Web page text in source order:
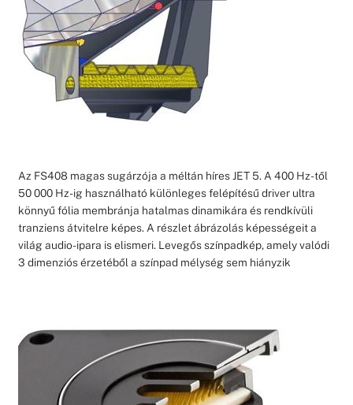
Az FS408 magas sugárzója a méltán híres JET 5. A 400 Hz-től
50 000 Hz-ig használható különleges felépítésű driver ultra
könnyű fólia membránja hatalmas dinamikára és rendkívüli
tranziens átvitelre képes. A részlet ábrázolás képességeit a
világ audio-ipara is elismeri. Levegős színpadkép, amely valódi
3 dimenziós érzetéből a színpad mélység sem hiányzik